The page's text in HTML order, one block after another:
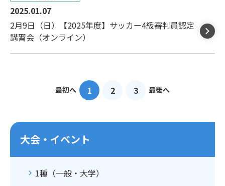
2025.01.07
2月9日（日）【2025年度】サッカー4級審判員認定
講習会（オンライン）
最初へ 1 2 3 最後へ
大会・イベント
1種（一般・大学）